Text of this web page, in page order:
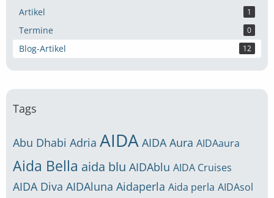
Artikel 1
Termine 0
Blog-Artikel 12
Tags
Abu Dhabi Adria AIDA AIDA Aura AIDAaura
Aida Bella aida blu AIDAblu AIDA Cruises
AIDA Diva AIDAluna Aidaperla Aida perla AIDAsol